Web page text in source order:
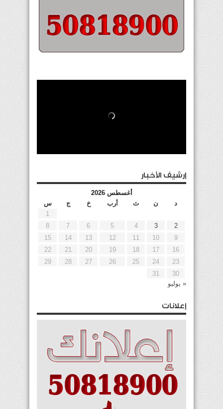
إرشيف الأخبار
أغسطس 2026
د
ن ث أرب خ ج
س
1
2
3
4
5
6
7
8
9
10
11
12
13
14
15
16
17
18
19
20
21
22
23
24
25
26
27
28
29
30
31
« يوليو
إعلانات